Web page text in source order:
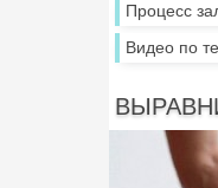
Процесс
Видео по